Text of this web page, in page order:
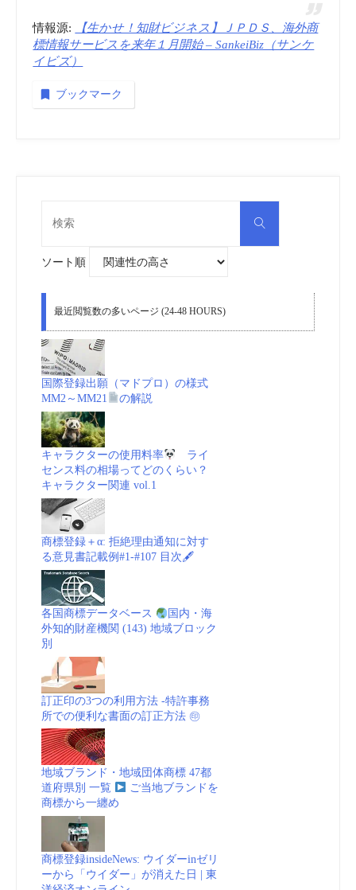
情報源:
【生かせ！知財ビジネス】ＪＰＤＳ、海外商
標情報サービスを来年１月開始 – SankeiBiz（サンケ
イビズ）
ブックマーク
検
ソート順
最近閲覧数の多いページ (24-48 HOURS)
国際登録出願（マドプロ）の様式
MM2～MM21
の解説
キャラクターの使用料率
ライ
センス料の相場ってどのくらい？
キャラクター関連 vol.1
商標登録＋α: 拒絶理由通知に対す
る意見書記載例#1-#107 目次🖋
各国商標データベース
国内・海
外知的財産機関 (143) 地域ブロック
別
訂正印の3つの利用方法 -特許事務
所での便利な書面の訂正方法 ㊞
地域ブランド・地域団体商標 47都
道府県別 一覧
ご当地ブランドを
商標から一纏め
商標登録insideNews: ウイダーinゼリ
ーから「ウイダー」が消えた日 | 東